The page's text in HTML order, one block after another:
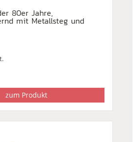
80er Jahre,
mit Metallsteg und
zum Produkt